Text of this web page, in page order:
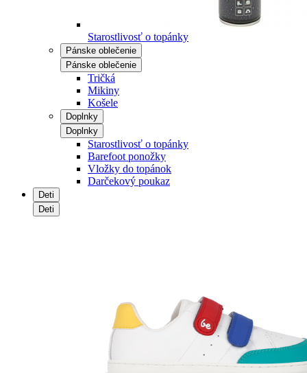
Starostlivosť o topánky
Pánske oblečenie
Pánske oblečenie
Tričká
Mikiny
Košele
Doplnky
Doplnky
Starostlivosť o topánky
Barefoot ponožky
Vložky do topánok
Darčekový poukaz
Deti
Deti